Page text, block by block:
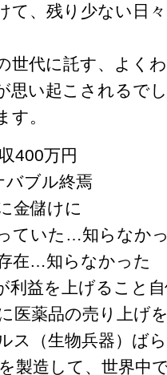
、残り少ない日
世代に託す、よく
思い起こされるで
。
400万円
バブル終焉
金儲けに
ていた…知らなか
在…知らなかった
利益を上げること
医薬品の売り上げ
ス（生物兵器）ば
製造して、世界中